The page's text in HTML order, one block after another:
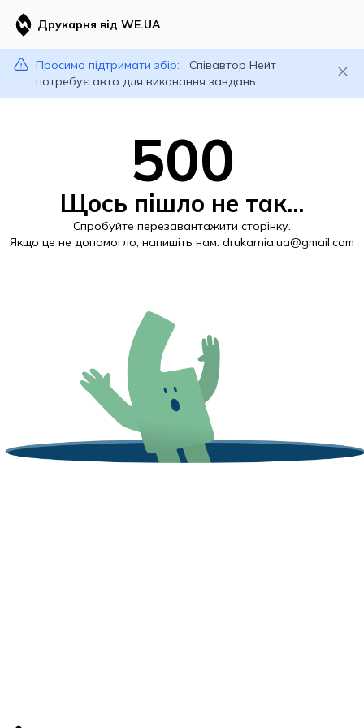
Друкарня від WE.UA
Просимо підтримати збір:
Співавтор Нейт
потребує авто для виконання завдань
500
Щось пішло не так...
Спробуйте перезавантажити сторінку.
Якщо це не допомогло, напишіть нам: drukarnia.ua@gmail.com